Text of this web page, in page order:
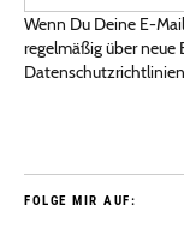
Wenn Du Deine E-
regelmäßig über neue
FOLGE MIR AUF: